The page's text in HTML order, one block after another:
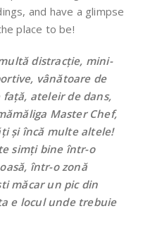
and have a glimpse
place to be!
distracție, mini-
vânătoare de
față, ateleir de dans,
Master Chef,
și încă multe altele!
simți bine într-o
într-o zonă
măcar un pic din
e locul unde trebuie